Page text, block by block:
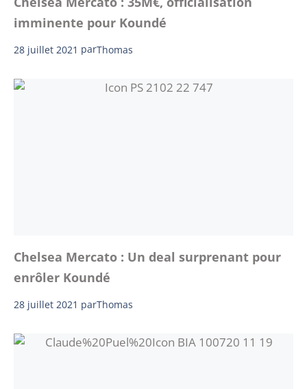
imminente pour Koundé
28 juillet 2021 parThomas
Chelsea Mercato : Un deal surprenant pour
enrôler Koundé
28 juillet 2021 parThomas